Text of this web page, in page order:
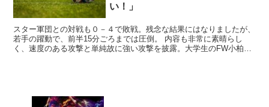
い！」
スター軍団との対戦も０－４で敗戦。残念な結果にはなりましたが、
若手の躍動で、前半15分ごろまでは圧倒。 内容も非常に素晴らし
く、速度のある攻撃と単純故に強い攻撃を披露。大学生のFW小柏剛